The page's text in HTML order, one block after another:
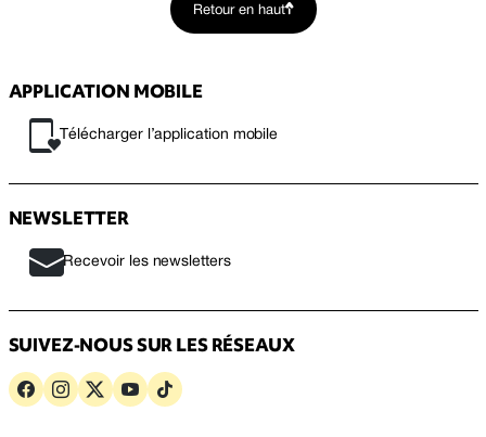
Retour en haut
APPLICATION MOBILE
Télécharger l’application mobile
NEWSLETTER
Recevoir les newsletters
SUIVEZ-NOUS SUR LES RÉSEAUX